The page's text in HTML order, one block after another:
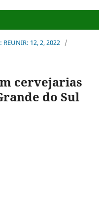
REUNIR: 12, 2, 2022 /
cervejarias
do Sul